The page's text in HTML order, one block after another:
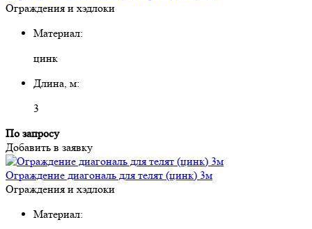
Ограждения и хэдлоки
Материал:
цинк
Длина, м:
3
По запросу
Добавить в заявку
Ограждение диагональ для телят (цинк) 3м
Ограждения и хэдлоки
Материал: